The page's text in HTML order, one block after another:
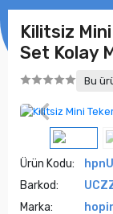
Kilitsiz
Set Kolay
Bu
Ürün Kodu:
Barkod:
Marka: